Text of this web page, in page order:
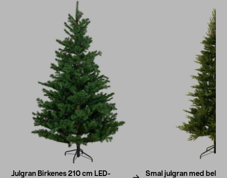
Julgran Birkenes 210 cm LED-
Smal julgran med